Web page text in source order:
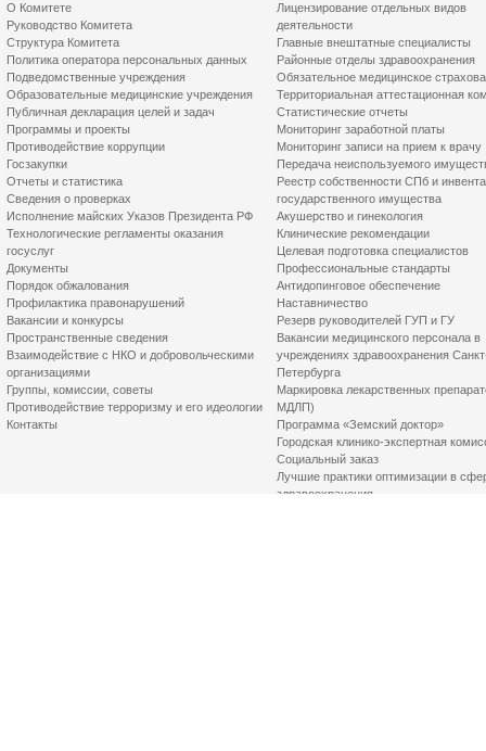
О Комитете
Руководство Комитета
Структура Комитета
Политика оператора персональных данных
Подведомственные учреждения
Образовательные медицинские учреждения
Публичная декларация целей и задач
Программы и проекты
Противодействие коррупции
Госзакупки
Отчеты и статистика
Сведения о проверках
Исполнение майских Указов Президента РФ
Технологические регламенты оказания
госуслуг
Документы
Порядок обжалования
Профилактика правонарушений
Вакансии и конкурсы
Пространственные сведения
Взаимодействие с НКО и добровольческими
организациями
Группы, комиссии, советы
Противодействие терроризму и его идеологии
Контакты
Лицензирование отдельных видов
деятельности
Главные внештатные специалисты
Районные отделы здравоохранения
Обязательное медицинское
Территориальная аттестационная
Статистические отчеты
Мониторинг заработной платы
Мониторинг записи на прием к врачу
Передача неиспользуемого
Реестр собственности СПб и
государственного имущества
Акушерство и гинекология
Клинические рекомендации
Целевая подготовка специалистов
Профессиональные стандарты
Антидопинговое обеспечение
Наставничество
Резерв руководителей ГУП и ГУ
Вакансии медицинского персонала в
учреждениях здравоохранения
Петербурга
Маркировка лекарственных
МДЛП)
Программа «Земский доктор»
Городская клинико-экспертная
Социальный заказ
Лучшие практики оптимизации в
здравоохранения